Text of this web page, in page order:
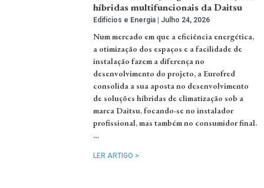
híbridas multifuncionais da Daitsu
Edifícios e Energia Julho 24, 2026
Num mercado em que a eficiência energética,
a otimização dos espaços e a facilidade de
instalação fazem a diferença no
desenvolvimento do projeto, a Eurofred
consolida a sua aposta no desenvolvimento
de soluções híbridas de climatização sob a
marca Daitsu, focando-se no instalador
profissional, mas também no consumidor final.
…
LER ARTIGO >